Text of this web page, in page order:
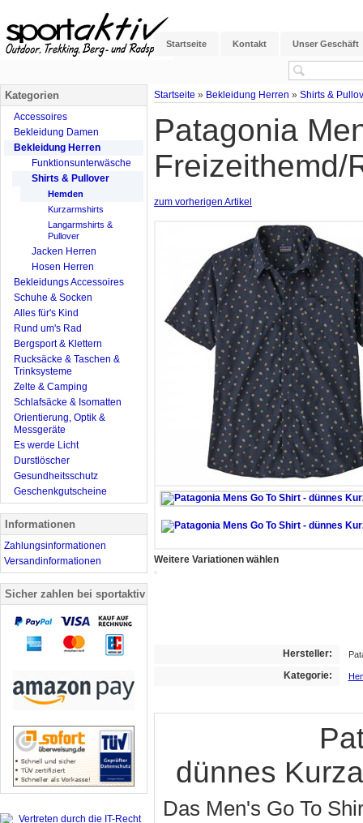
Startseite Kontakt Unser Geschäft
Startseite » Bekleidung Herren » Shirts &
Patagonia
Freizeithemd/
zum vorherigen Artikel
Weitere Variationen wählen
Hersteller:
Kategorie:
dünnes
Das Men's Go To
Kategorien
Accessoires
Bekleidung Damen
Bekleidung Herren
Funktionsunterwäsche
Shirts & Pullover
Hemden
Kurzarmshirts
Langarmshirts &
Pullover
Jacken Herren
Hosen Herren
Bekleidungs Accessoires
Schuhe & Socken
Alles für's Kind
Rund um's Rad
Bergsport & Klettern
Rucksäcke & Taschen &
Trinksysteme
Zelte & Camping
Schlafsäcke & Isomatten
Orientierung, Optik &
Messgeräte
Es werde Licht
Durstlöscher
Gesundheitsschutz
Geschenkgutscheine
Informationen
Zahlungsinformationen
Versandinformationen
Sicher zahlen bei sportaktiv